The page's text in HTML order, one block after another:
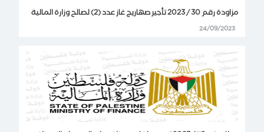
مزاودة رقم 30 / 2023 تأجير صهاريج غاز عدد (2) لصالح وزارة المالية
24/09/2023